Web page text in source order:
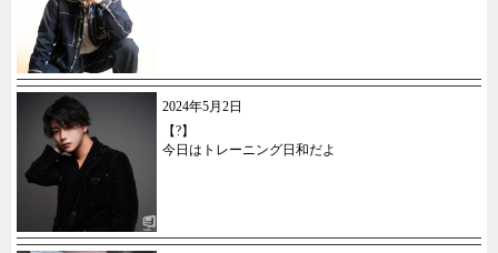
2024年5月2日
【?️】
今日はトレーニング日和だよ